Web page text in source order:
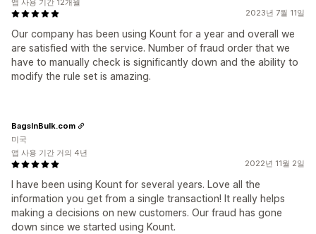
2023년 7월 11일
Our company has been using Kount for a year and overall we
are satisfied with the service. Number of fraud order that we
have to manually check is significantly down and the ability to
modify the rule set is amazing.
앱 사용 기간 12개월
2022년 11월 2일
I have been using Kount for several years. Love all the
information you get from a single transaction! It really helps
making a decisions on new customers. Our fraud has gone
down since we started using Kount.
BagsInBulk.com
미국
앱 사용 기간 거의 4년